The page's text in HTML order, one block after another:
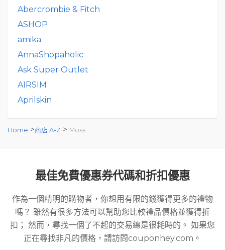
Abercrombie & Fitch
ASHOP
amika
AnnaShopaholic
Ask Super Outlet
AIRSIM
Aprilskin
Home >商店 A-Z > Moss
最佳免費優惠券代碼和折扣優惠
作為一個精明的購物者，你想用有限的錢獲得更多的禮物
嗎？ 雖然有很多方法可以幫助您比較禮品價格並獲得折
扣； 然而，尋找一個了不起的交易總是很耗時的。 如果您
正在尋找非凡的價格，請訪問couponhey.com。